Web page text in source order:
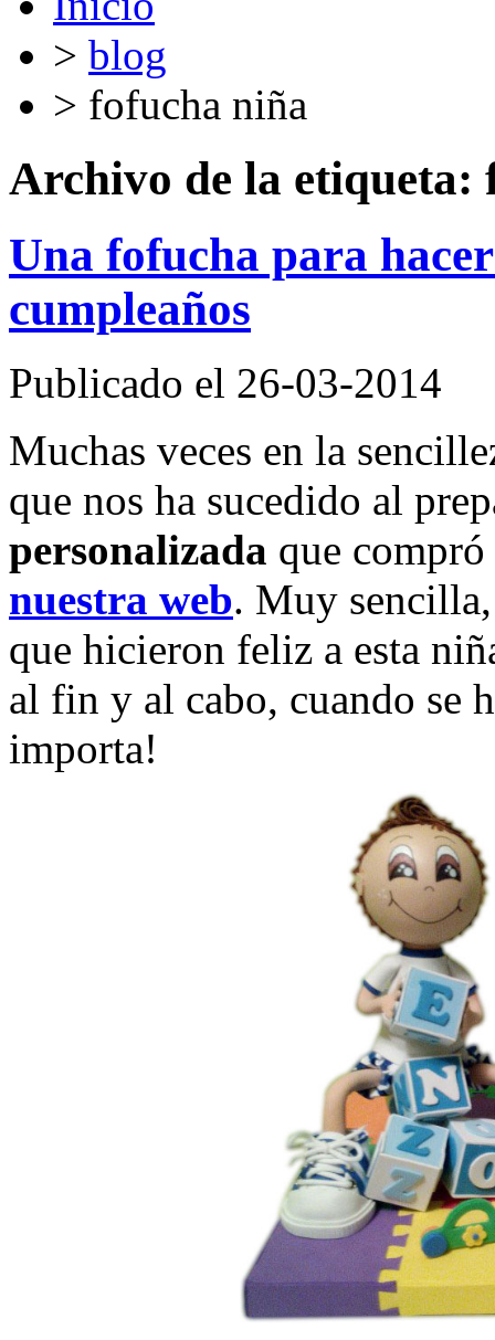
> blog
> fofucha niña
Archivo de la etiqueta:
Una fofucha para
cumpleaños
Publicado el 26-03-2014
Muchas veces en la
que nos ha sucedido al
personalizada que
nuestra web. Muy
que hicieron feliz a esta
al fin y al cabo, cuando se
importa!